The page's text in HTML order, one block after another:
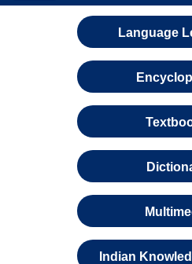
Language
Indian